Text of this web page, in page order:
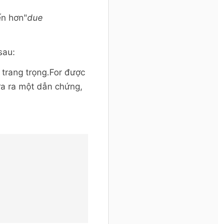
hơn"due
trọng.For được
ra một dẫn chứng,